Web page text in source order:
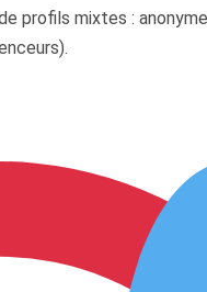
profils mixtes :